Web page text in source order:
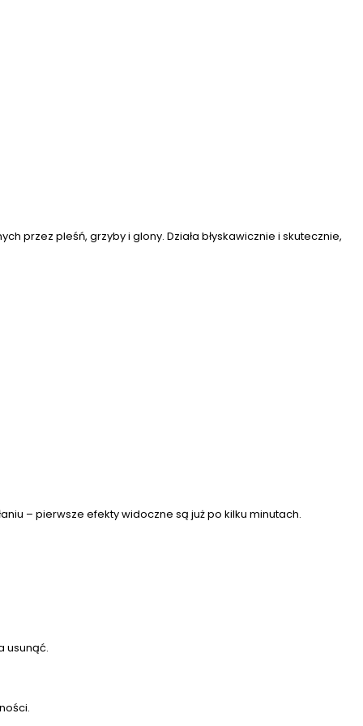
przez pleśń, grzyby i glony. Działa błyskawicznie i skutecznie,
– pierwsze efekty widoczne są już po kilku minutach.
usunąć.